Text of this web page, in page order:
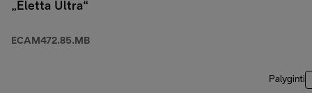
„Eletta Ultra“
ECAM472.85.MB
Palyginti